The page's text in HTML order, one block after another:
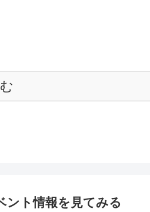
ント情報を見てみる